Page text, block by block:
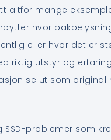
altfor mange
hvor
eller hvor det er
riktig utstyr og
se ut som original
SSD-problemer som